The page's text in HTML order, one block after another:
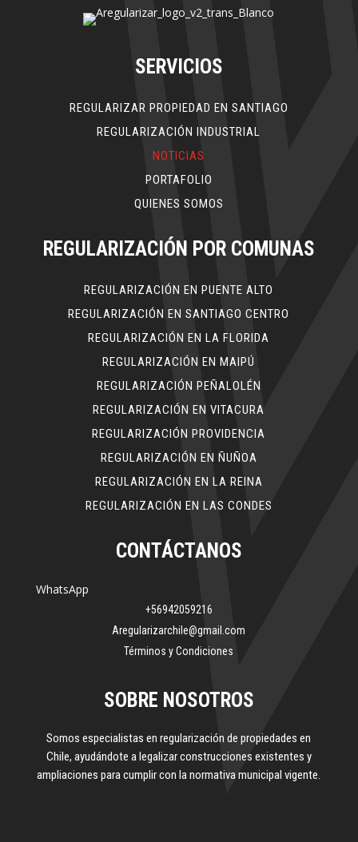
SERVICIOS
REGULARIZAR PROPIEDAD EN SANTIAGO
REGULARIZACIÓN INDUSTRIAL
NOTICIAS
PORTAFOLIO
QUIENES SOMOS
REGULARIZACIÓN POR COMUNAS
REGULARIZACIÓN EN PUENTE ALTO
REGULARIZACIÓN EN SANTIAGO CENTRO
REGULARIZACIÓN EN LA FLORIDA
REGULARIZACIÓN EN MAIPÚ
REGULARIZACIÓN PEÑALOLÉN
REGULARIZACIÓN EN VITACURA
REGULARIZACIÓN PROVIDENCIA
REGULARIZACIÓN EN ÑUÑOA
REGULARIZACIÓN EN LA REINA
REGULARIZACIÓN EN LAS CONDES
CONTÁCTANOS
WhatsApp
+56942059216
Aregularizarchile@gmail.com
Términos y Condiciones
SOBRE NOSOTROS
Somos especialistas en regularización de propiedades en
Chile, ayudándote a legalizar construcciones existentes y
ampliaciones para cumplir con la normativa municipal vigente.